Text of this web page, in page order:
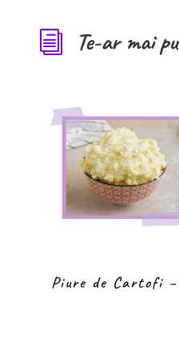
i Te-ar mai
Piure de Cartofi